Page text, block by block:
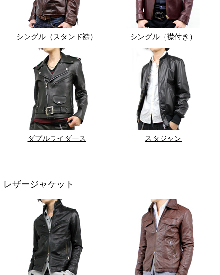
シングル（スタンド襟） シングル（襟付き）
ダブルライダース スタジャン
レザージャケット